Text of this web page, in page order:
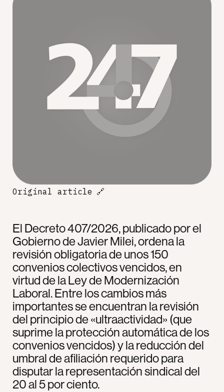
El Decreto 407/2026, publicado por el
Gobierno de Javier Milei, ordena la
revisión obligatoria de unos 150
convenios colectivos vencidos, en
virtud de la Ley de Modernización
Laboral. Entre los cambios más
importantes se encuentran la revisión
del principio de «ultraactividad» (que
suprime la protección automática de los
convenios vencidos) y la reducción del
umbral de afiliación requerido para
disputar la representación sindical del
20 al 5 por ciento.
Original article 🔗